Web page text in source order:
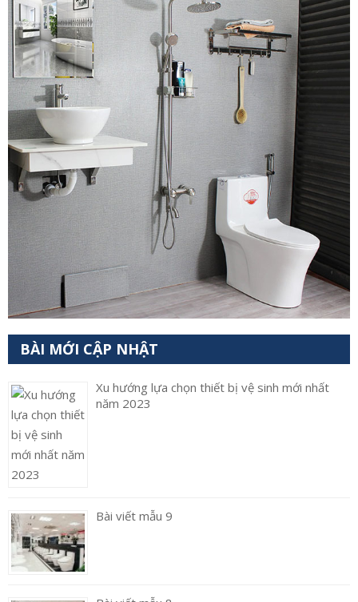
BÀI MỚI CẬP NHẬT
Xu hướng lựa chọn thiết bị vệ sinh mới nhất
năm 2023
Bài viết mẫu 9